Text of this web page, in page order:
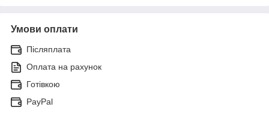
Умови оплати
Післяплата
Оплата на рахунок
Готівкою
PayPal